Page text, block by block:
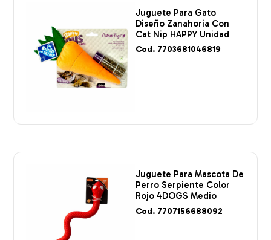
Juguete Para Gato
Diseño Zanahoria Con
Cat Nip HAPPY Unidad
Cod. 7703681046819
Juguete Para Mascota De
Perro Serpiente Color
Rojo 4DOGS Medio
Cod. 7707156688092